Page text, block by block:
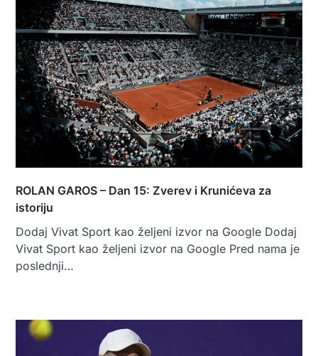
ROLAN GAROS – Dan 15: Zverev i Krunićeva za
istoriju
Dodaj Vivat Sport kao željeni izvor na Google Dodaj
Vivat Sport kao željeni izvor na Google Pred nama je
poslednji…